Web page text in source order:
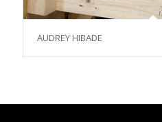
AUDREY HIBADE